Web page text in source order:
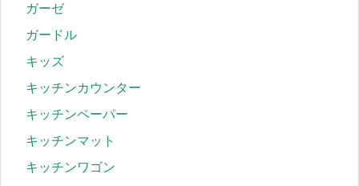
ガーゼ
ガードル
キッズ
キッチンカウンター
キッチンペーパー
キッチンマット
キッチンワゴン